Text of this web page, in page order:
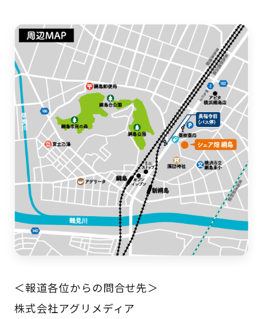
＜報道各位からの問合せ先＞
株式会社アグリメディア